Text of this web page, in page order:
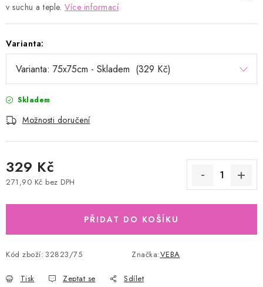
v suchu a teple. Více informací
Varianta:
Skladem
Možnosti doručení
329 Kč
271,90 Kč bez DPH
PŘIDAT DO KOŠÍKU
Kód zboží: 32823/75 Značka:VEBA
Tisk Zeptat se Sdílet